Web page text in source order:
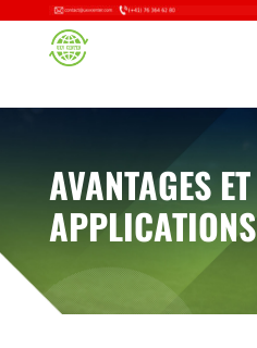
AVANTAGES ET
APPLICATIONS